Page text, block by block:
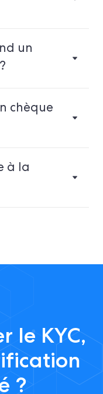
un
chèque
à la
le KYC,
?